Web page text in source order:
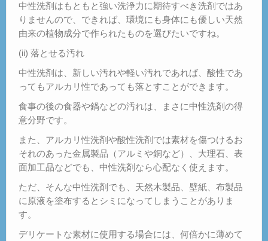
中性洗剤はもともと強い洗浄力に期待すべき洗剤ではあ
りませんので、できれば、環境にも身体にも優しい天然
由来の植物成分で作られたものを選びたいですね。
(ii) 落とせる汚れ
中性洗剤は、新しい汚れや軽い汚れであれば、酸性であ
ってもアルカリ性であっても落とすことができます。
食事の後の食器や鍋などの汚れは、まさに中性洗剤の得
意分野です。
また、アルカリ性洗剤や酸性洗剤では素材を傷つけるお
それのあった金属製品（アルミや銅など）、大理石、表
面加工品などでも、中性洗剤なら心配なく使えます。
ただ、そんな中性洗剤でも、天然木製品、壁紙、布製品
に原液を塗布するとシミになってしまうことがありま
す。
デリケートな素材に使用する場合には、何倍かに薄めて